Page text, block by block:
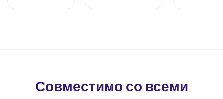
Совместимо со всеми